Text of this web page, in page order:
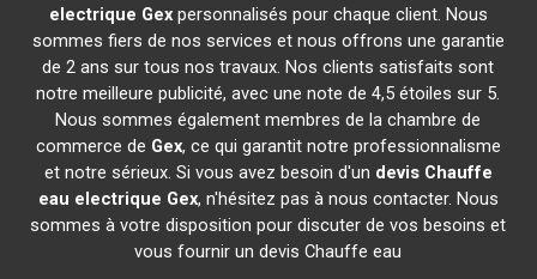
electrique Gexpersonnalisés pour chaque client. Nous
sommes fiers de nos services et nous offrons une garantie
de 2 ans sur tous nos travaux. Nos clients satisfaits sont
notre meilleure publicité, avec une note de 4,5 étoiles sur 5.
Nous sommes également membres de la chambre de
commerce de Gex, ce qui garantit notre professionnalisme
et notre sérieux. Si vous avez besoin d'un devis Chauffe
eau electrique Gex, n'hésitez pas à nous contacter. Nous
sommes à votre disposition pour discuter de vos besoins et
vous fournir un devis Chauffe eau